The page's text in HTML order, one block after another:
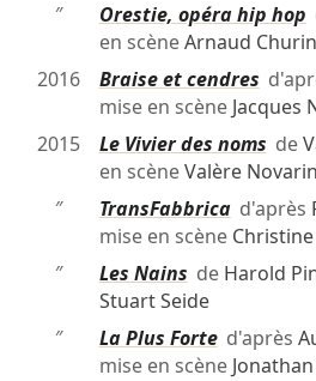
″
Orestie, opéra hip hop
en scèneArnaud Churin
2016
Braise et cendres
mise en scène Jacques
2015
Le Vivier des noms de
en scèneValère
″
TransFabbricad'après
mise en scène
″
Les Nains de Harold
Stuart Seide
″
La Plus Forted'après
mise en scène